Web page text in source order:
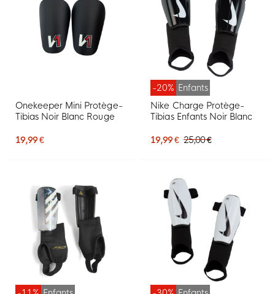
Onekeeper Mini Protège-
Tibias Noir Blanc Rouge
19,99 €
-20% Enfants
Nike Charge Protège-
Tibias Enfants Noir Blanc
19,99 € 25,00 €